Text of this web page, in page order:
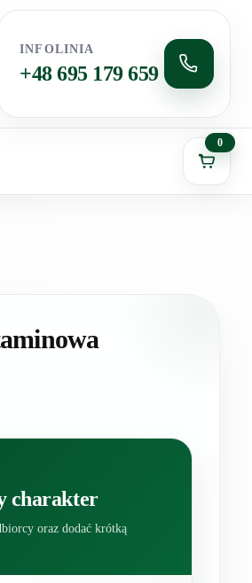
INFOLINIA
+48 695 179 659
0
charakter
oraz dodać krótką